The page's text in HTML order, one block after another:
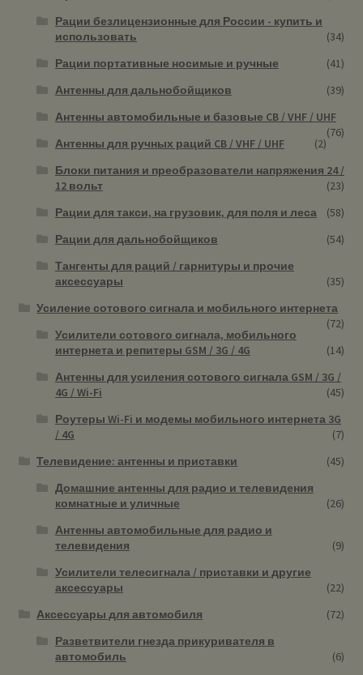
Рации безлицензионные для России - купить и
использовать
(34)
Рации портативные носимые и ручные
(41)
Антенны для дальнобойщиков
(39)
Антенны автомобильные и базовые CB / VHF / UHF
(76)
Антенны для ручных раций CB / VHF / UHF
(2)
Блоки питания и преобразователи напряжения 24 /
12 вольт
(23)
Рации для такси, на грузовик, для поля и леса
(58)
Рации для дальнобойщиков
(54)
Тангенты для раций / гарнитуры и прочие
аксессуары
(35)
Усиление сотового сигнала и мобильного интернета
(72)
Усилители сотового сигнала, мобильного
интернета и репитеры GSM / 3G / 4G
(14)
Антенны для усиления сотового сигнала GSM / 3G /
4G / Wi-Fi
(45)
Роутеры Wi-Fi и модемы мобильного интернета 3G
/ 4G
(7)
Телевидение: антенны и приставки
(45)
Домашние антенны для радио и телевидения
комнатные и уличные
(26)
Антенны автомобильные для радио и
телевидения
(9)
Усилители телесигнала / приставки и другие
аксессуары
(22)
Аксессуары для автомобиля
(72)
Разветвители гнезда прикуривателя в
автомобиль
(6)